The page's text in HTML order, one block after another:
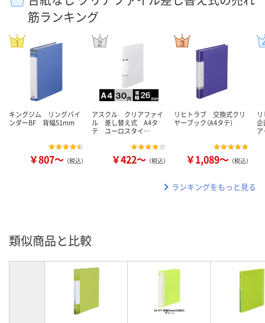
筋ランキング
キングジム リングバイ
ンダーBF 背幅51mm
￥807～ （税込）
アスクル クリアファイ
ル 差し替え式 A4タ
テ ユーロスタイ…
￥422～ （税込）
リヒトラブ 交換式クリ
ヤーブック（A4タテ）
￥1,089～ （税込）
企
ランキングをもっと見る
類似商品と比較